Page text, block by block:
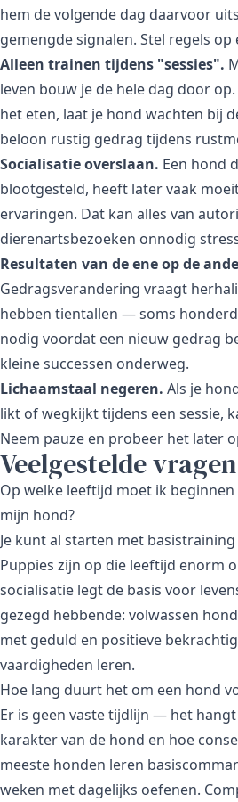
hem de volgende dag daarvoor
gemengde signalen. Stel regels op
Alleen trainen tijdens "sessies".
leven bouw je de hele dag door
het eten, laat je hond wachten bij
beloon rustig gedrag tijdens
Socialisatie overslaan. Een hond
blootgesteld, heeft later vaak
ervaringen. Dat kan alles van
dierenartsbezoeken onnodig
Resultaten van de ene op de
Gedragsverandering vraagt
hebben tientallen — soms
nodig voordat een nieuw gedrag
kleine successen onderweg.
Lichaamstaal negeren. Als je
likt of wegkijkt tijdens een sessie,
Neem pauze en probeer het later
Veelgestelde vragen
Op welke leeftijd moet ik
mijn hond?
Je kunt al starten met
Puppies zijn op die leeftijd enorm
socialisatie legt de basis voor
gezegd hebbende: volwassen
met geduld en positieve
vaardigheden leren.
Hoe lang duurt het om een hond
Er is geen vaste tijdlijn — het
karakter van de hond en hoe
meeste honden leren
weken met dagelijks oefenen.